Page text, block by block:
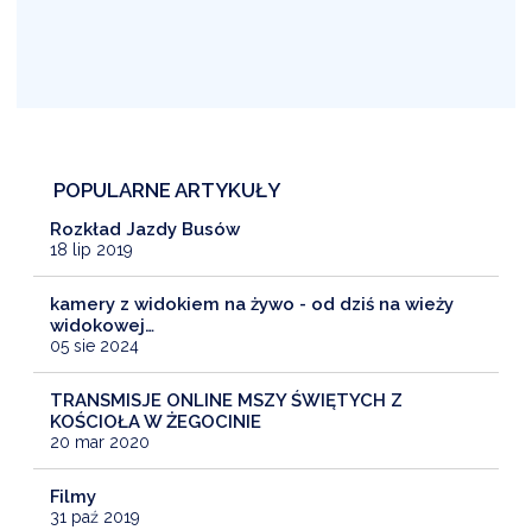
POPULARNE ARTYKUŁY
Rozkład Jazdy Busów
18 lip 2019
kamery z widokiem na żywo - od dziś na wieży
widokowej…
05 sie 2024
TRANSMISJE ONLINE MSZY ŚWIĘTYCH Z
KOŚCIOŁA W ŻEGOCINIE
20 mar 2020
Filmy
31 paź 2019